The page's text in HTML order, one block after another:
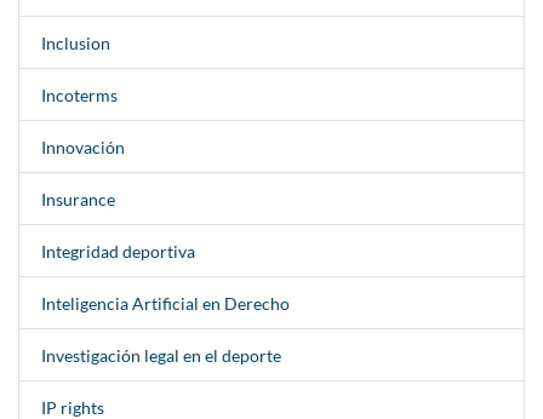
Inclusion
Incoterms
Innovación
Insurance
Integridad deportiva
Inteligencia Artificial en Derecho
Investigación legal en el deporte
IP rights